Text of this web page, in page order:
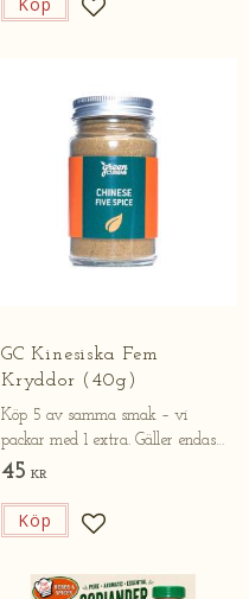
Lägg till i
​GC Kinesiska Fem
Kryddor (40g)
Köp 5 av samma smak – vi
packar med 1 extra. Gäller endast
online.
45 KR
Lägg till i
Köp